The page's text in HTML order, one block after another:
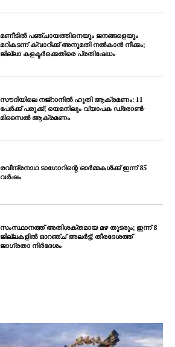
മണീടിൽ പഞ്ചായത്തിനെയും ജനങ്ങളെയും
മറികടന്ന് ക്വാറിക്ക് അനുമതി നൽകാൻ നീക്കം;
ജില്ലാ കളക്ടർക്കെതിരെ പ്രതിഷേധം
സൗദിയിലെ നജ്‌റാനിൽ ഹൂതി ആക്രമണം: 11
പേർക്ക് പരുക്ക്; യെമനിലും വ്യാപക ഡ്രോൺ-
മിസൈൽ ആക്രമണം
രവീന്ദ്രനാഥ ടാഗോറിന്റെ ഓർമ്മകൾക്ക് ഇന്ന് 85
വർഷം
സംസ്ഥാനത്ത് അതിശക്തമായ മഴ തുടരും; ഇന്ന് 8
ജില്ലകളിൽ ഓറഞ്ച് അലർട്ട്; തീരദേശത്ത്
ജാഗ്രതാ നിർദേശം